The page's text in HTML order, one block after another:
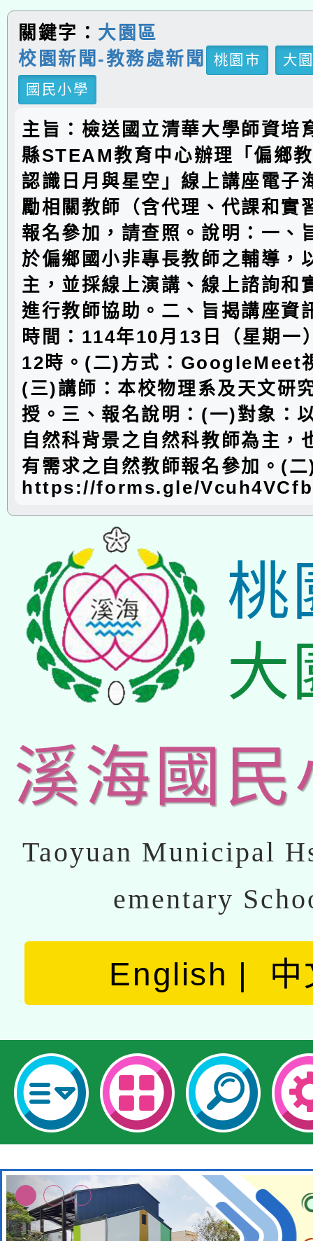
關鍵字： 大園區
校園新聞-教務處新聞
桃園市
大
國民小學
主旨：檢送國立清華大學師資培
縣STEAM教育中心辦理「偏鄉
認識日月與星空」線上講座電子
勵相關教師（含代理、代課和實
報名參加，請查照。說明：一、
於偏鄉國小非專長教師之輔導，
主，並採線上演講、線上諮詢和
進行教師協助。二、旨揭講座資
時間：114年10月13日（星期一
12時。(二)方式：GoogleMeet
(三)講師：本校物理系及天文研
授。三、報名說明：(一)對象：
自然科背景之自然科教師為主，
有需求之自然教師報名參加。(
https://forms.gle/
桃
大
溪海國民
Taoyuan Municipal
ementary
English 中